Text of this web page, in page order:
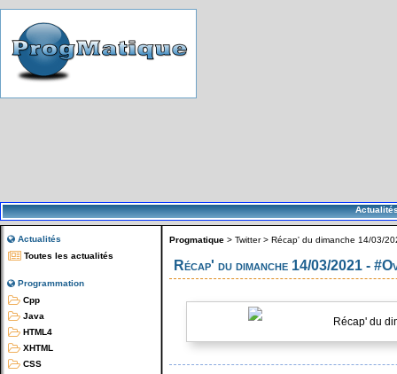
Actualités
Toutes les actualités
Programmation
Cpp
Java
HTML4
XHTML
CSS
Progmatique > Twitter> Récap' du dimanche 14/03/
Récap' du dimanche 14/03/2021 -
Récap' du